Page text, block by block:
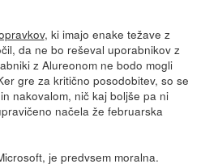
, ki imajo enake težave z
da ne bo reševal uporabnikov z
z Alureonom ne bodo mogli
gre za kritično posodobitev, so se
nakovalom, nič kaj boljše pa ni
načela že februarska
je predvsem moralna.